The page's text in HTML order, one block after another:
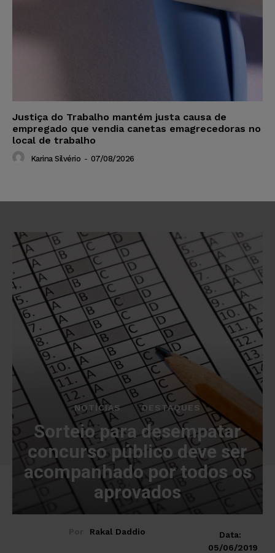
Justiça do Trabalho mantém justa causa de
empregado que vendia canetas emagrecedoras no
local de trabalho
Karina Silvério - 07/08/2026